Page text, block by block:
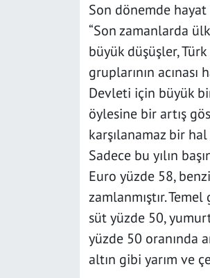
Son dönemde hayat
“Son zamanlarda
büyük düşüşler,
gruplarının
Devleti için büyük
öylesine bir artış
karşılanamaz bir
Sadece bu yılın
Euro yüzde 58,
zamlanmıştır.
süt yüzde 50,
yüzde 50 oranında
altın gibi yarım ve